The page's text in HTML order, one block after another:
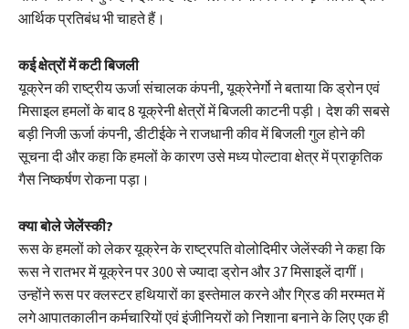
आर्थिक प्रतिबंध भी चाहते हैं।
कई क्षेत्रों में कटी बिजली
यूक्रेन की राष्ट्रीय ऊर्जा संचालक कंपनी, यूक्रेनेर्गो ने बताया कि ड्रोन एवं
मिसाइल हमलों के बाद 8 यूक्रेनी क्षेत्रों में बिजली काटनी पड़ी। देश की सबसे
बड़ी निजी ऊर्जा कंपनी, डीटीईके ने राजधानी कीव में बिजली गुल होने की
सूचना दी और कहा कि हमलों के कारण उसे मध्य पोल्टावा क्षेत्र में प्राकृतिक
गैस निष्कर्षण रोकना पड़ा।
क्या बोले जेलेंस्की?
रूस के हमलों को लेकर यूक्रेन के राष्ट्रपति वोलोदिमीर जेलेंस्की ने कहा कि
रूस ने रातभर में यूक्रेन पर 300 से ज्यादा ड्रोन और 37 मिसाइलें दागीं।
उन्होंने रूस पर क्लस्टर हथियारों का इस्तेमाल करने और ग्रिड की मरम्मत में
लगे आपातकालीन कर्मचारियों एवं इंजीनियरों को निशाना बनाने के लिए एक ही